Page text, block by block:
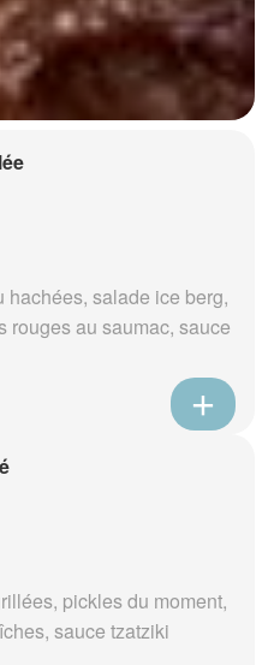
salade ice berg,
rouges au saumac, sauce
pickles du moment,
sauce tzatziki